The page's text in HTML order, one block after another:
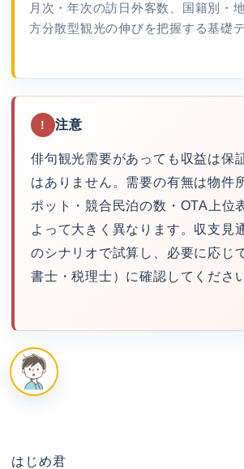
月次・年次の訪日外客数、国籍別・
方分散型観光の伸びを把握する基礎デ
! 注意
俳句観光需要があっても収益は保
はありません。需要の有無は物件
ポット・競合民泊の数・OTA上位
よって大きく異なります。収支見
のシナリオで試算し、必要に応じ
書士・税理士）に確認してくださ
はじめ君